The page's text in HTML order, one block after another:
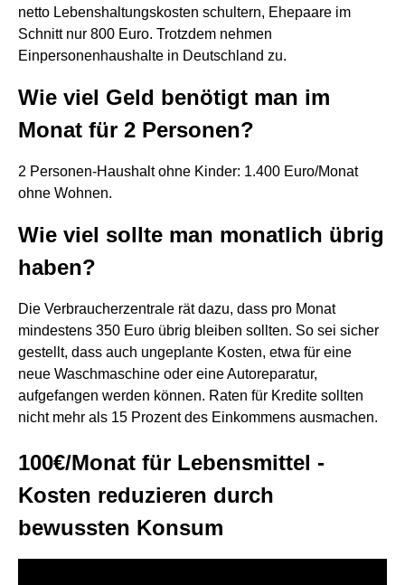
netto Lebenshaltungskosten schultern, Ehepaare im
Schnitt nur 800 Euro. Trotzdem nehmen
Einpersonenhaushalte in Deutschland zu.
Wie viel Geld benötigt man im
Monat für 2 Personen?
2 Personen-Haushalt ohne Kinder: 1.400 Euro/Monat
ohne Wohnen.
Wie viel sollte man monatlich übrig
haben?
Die Verbraucherzentrale rät dazu, dass pro Monat
mindestens 350 Euro übrig bleiben sollten. So sei sicher
gestellt, dass auch ungeplante Kosten, etwa für eine
neue Waschmaschine oder eine Autoreparatur,
aufgefangen werden können. Raten für Kredite sollten
nicht mehr als 15 Prozent des Einkommens ausmachen.
100€/Monat für Lebensmittel -
Kosten reduzieren durch
bewussten Konsum